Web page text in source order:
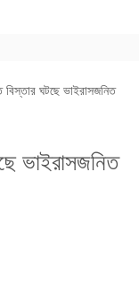
বিস্তার ঘটছে ভাইরাসজনিত
ভাইরাসজনিত